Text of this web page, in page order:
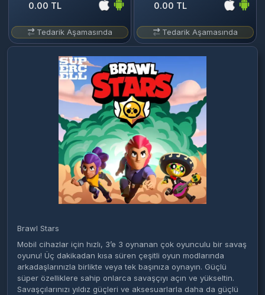
0.00 TL
Tedarik Aşamasında
0.00 TL
Tedarik Aşamasında
Brawl Stars
Mobil cihazlar için hızlı, 3’e 3 oynanan çok oyunculu bir savaş
oyunu! Üç dakikadan kısa süren çeşitli oyun modlarında
arkadaşlarınızla birlikte veya tek başınıza oynayın. Güçlü
süper özelliklere sahip onlarca savaşçıyı açın ve yükseltin.
Savaşçılarınızı yıldız güçleri ve aksesuarlarla daha da güçlü